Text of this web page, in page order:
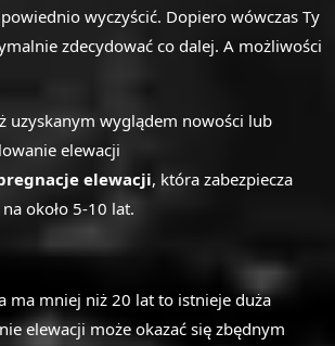
wyczyścić. Dopiero wówczas Ty
zdecydować co dalej. A możliwości
uzyskanym wyglądem nowości lub
elewacji
elewacji, która zabezpiecza
około 5-10 lat.
ma mniej niż 20 lat to istnieje duża
elewacji może okazać się zbędnym